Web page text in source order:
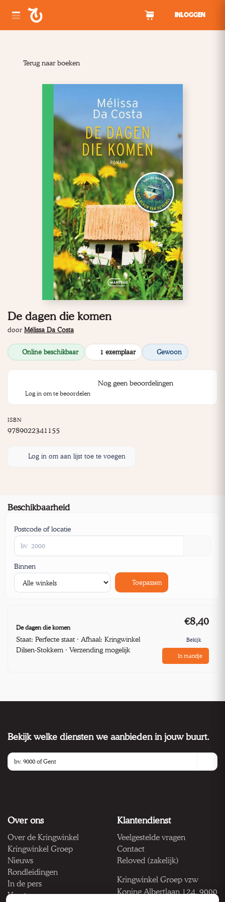
INLOGGEN
Terug naar boeken
De dagen die komen
door Mélissa Da Costa
Online beschikbaar 1 exemplaar Gewoon
Nog geen beoordelingen
Log in om te beoordelen
ISBN
9789022341155
Log in om aan lijst toe te voegen
Beschikbaarheid
Postcode of locatie
Binnen
Toepassen
De dagen die komen
Staat: Perfecte staat · Afhaal: Kringwinkel
Dilsen-Stokkem · Verzending mogelijk
€8,40
Bekijk
In mandje
Bekijk welke diensten we aanbieden in jouw buurt.
Over ons
Over de Kringwinkel
Kringwinkel Groep
Nieuws
Rondleidingen
In de pers
Vacatures
Klantendienst
Veelgestelde vragen
Contact
Reloved (zakelijk)
Kringwinkel Groep vzw
Koning Albertlaan 124, 9000